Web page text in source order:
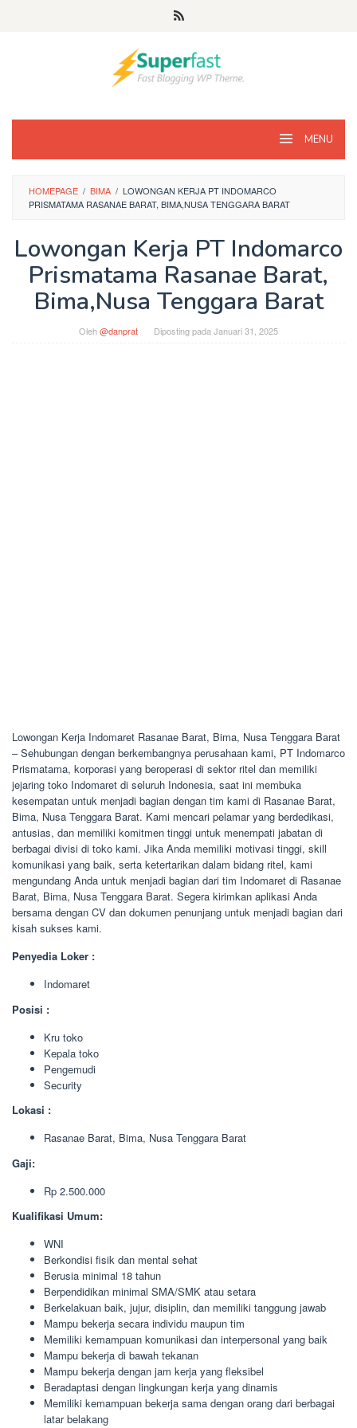
MENU
HOMEPAGE / BIMA / LOWONGAN KERJA PT INDOMARCO
PRISMATAMA RASANAE BARAT, BIMA,NUSA TENGGARA BARAT
Lowongan Kerja PT Indomarco
Prismatama Rasanae Barat,
Bima,Nusa Tenggara Barat
Oleh@danprat Diposting pada Januari 31, 2025
Lowongan Kerja Indomaret Rasanae Barat, Bima, Nusa Tenggara Barat
– Sehubungan dengan berkembangnya perusahaan kami, PT Indomarco
Prismatama, korporasi yang beroperasi di sektor ritel dan memiliki
jejaring toko Indomaret di seluruh Indonesia, saat ini membuka
kesempatan untuk menjadi bagian dengan tim kami di Rasanae Barat,
Bima, Nusa Tenggara Barat. Kami mencari pelamar yang berdedikasi,
antusias, dan memiliki komitmen tinggi untuk menempati jabatan di
berbagai divisi di toko kami. Jika Anda memiliki motivasi tinggi, skill
komunikasi yang baik, serta ketertarikan dalam bidang ritel, kami
mengundang Anda untuk menjadi bagian dari tim Indomaret di Rasanae
Barat, Bima, Nusa Tenggara Barat. Segera kirimkan aplikasi Anda
bersama dengan CV dan dokumen penunjang untuk menjadi bagian dari
kisah sukses kami.
Penyedia Loker :
Indomaret
Posisi :
Kru toko
Kepala toko
Pengemudi
Security
Lokasi :
Rasanae Barat, Bima, Nusa Tenggara Barat
Gaji:
Rp 2.500.000
Kualifikasi Umum:
WNI
Berkondisi fisik dan mental sehat
Berusia minimal 18 tahun
Berpendidikan minimal SMA/SMK atau setara
Berkelakuan baik, jujur, disiplin, dan memiliki tanggung jawab
Mampu bekerja secara individu maupun tim
Memiliki kemampuan komunikasi dan interpersonal yang baik
Mampu bekerja di bawah tekanan
Mampu bekerja dengan jam kerja yang fleksibel
Beradaptasi dengan lingkungan kerja yang dinamis
Memiliki kemampuan bekerja sama dengan orang dari berbagai
latar belakang